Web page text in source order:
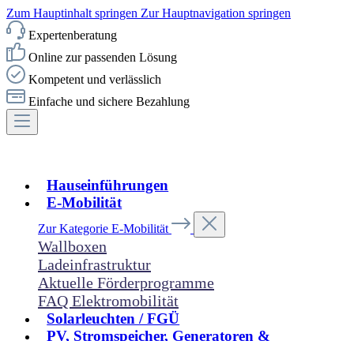
Zum Hauptinhalt springen Zur Hauptnavigation springen
Expertenberatung
Online zur passenden Lösung
Kompetent und verlässlich
Einfache und sichere Bezahlung
Hauseinführungen
E-Mobilität
Zur Kategorie E-Mobilität
Wallboxen
Ladeinfrastruktur
Aktuelle Förderprogramme
FAQ Elektromobilität
Solarleuchten / FGÜ
PV, Stromspeicher, Generatoren &